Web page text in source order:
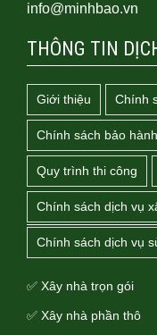
info@minhbao.vn
THÔNG TIN
Giới thiệu Chính
Chính sách bảo hành
Quy trình thi công
Chính sách dịch vụ
Chính sách dịch vụ
✅ Xây nhà trọn gói
✅ Xây nhà phần thô